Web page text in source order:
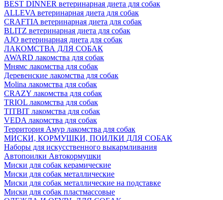
BEST DINNER ветеринарная диета для собак
ALLEVA ветеринарная диета для собак
CRAFTIA ветеринарная диета для собак
BLITZ ветеринарная диета для собак
AJO ветеринарная диета для собак
ЛАКОМСТВА ДЛЯ СОБАК
AWARD лакомства для собак
Мнямс лакомства для собак
Деревенские лакомства для собак
Molina лакомства для собак
CRAZY лакомства для собак
TRIOL лакомства для собак
TITBIT лакомства для собак
VEDA лакомства для собак
Территория Амур лакомства для собак
МИСКИ, КОРМУШКИ, ПОИЛКИ ДЛЯ СОБАК
Наборы для искусственного выкармливания
Автопоилки Автокормушки
Миски для собак керамические
Миски для собак металлические
Миски для собак металлические на подставке
Миски для собак пластмассовые